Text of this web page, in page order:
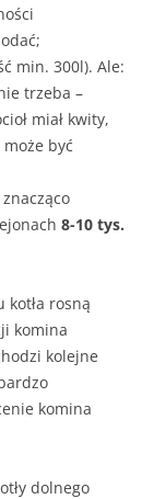
min. 300l). Ale:
trzeba –
miał kwity,
być
8-10 tys.
kotła rosną
komina
kolejne
komina
dolnego